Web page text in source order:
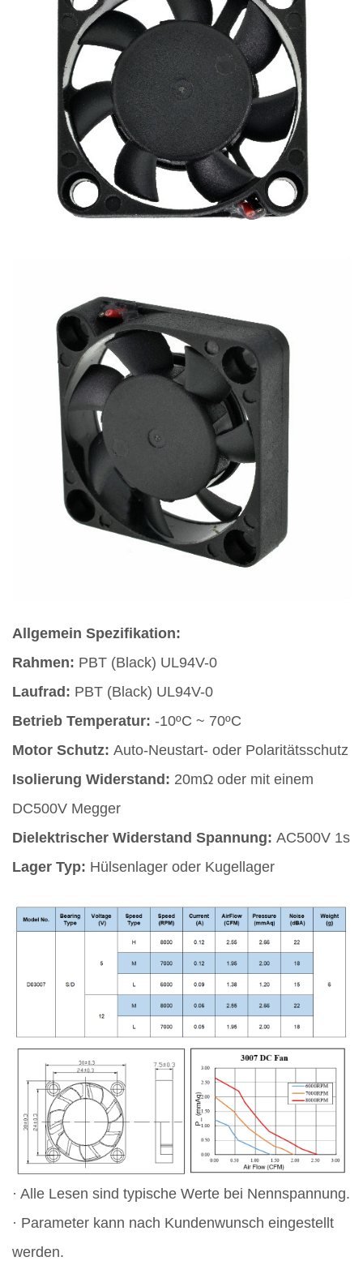
Allgemein Spezifikation:
Rahmen: PBT (Black) UL94V-0
Laufrad: PBT (Black) UL94V-0
Betrieb Temperatur: -10ºC ~ 70ºC
Motor Schutz: Auto-Neustart- oder Polaritätsschutz
Isolierung Widerstand: 20mΩ oder mit einem
DC500V Megger
Dielektrischer Widerstand Spannung: AC500V 1s
Lager Typ: Hülsenlager oder Kugellager
· Alle Lesen sind typische Werte bei Nennspannung.
· Parameter kann nach Kundenwunsch eingestellt
werden.